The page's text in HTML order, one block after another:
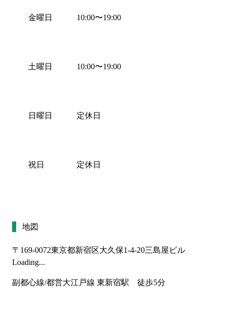
金曜日
土曜日
日曜日
祝日
10:00〜19:00
10:00〜19:00
定休日
定休日
地図
〒169-0072東京都新宿区大久保1-4-20三島屋ビル
Loading...
副都心線/都営大江戸線 東新宿駅　徒歩5分